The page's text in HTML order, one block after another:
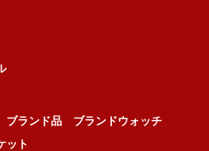
ブランド品
ブランドウォッチ
ット